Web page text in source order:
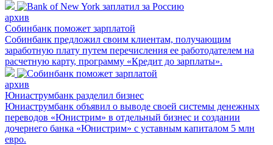
архив
Собинбанк поможет зарплатой
Собинбанк предложил своим клиентам, получающим
заработную плату путем перечисления ее работодателем на
расчетную карту, программу «Кредит до зарплаты».
архив
Юниаструмбанк разделил бизнес
Юниаструмбанк объявил о выводе своей системы денежных
переводов «Юнистрим» в отдельный бизнес и создании
дочернего банка «Юнистрим» с уставным капиталом 5 млн
евро.